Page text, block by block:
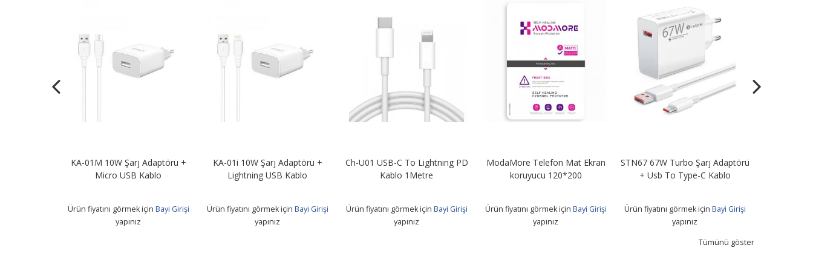
KA-01M 10W Şarj Adaptörü +
Micro USB Kablo
Ürün fiyatını görmek için Bayi Girişi
yapınız
KA-01i 10W Şarj Adaptörü +
Lightning USB Kablo
Ürün fiyatını görmek için Bayi Girişi
yapınız
Ch-U01 USB-C To Lightning PD
Kablo 1Metre
Ürün fiyatını görmek için Bayi Girişi
yapınız
ModaMore Telefon Mat Ekran
koruyucu 120*200
Ürün fiyatını görmek için Bayi Girişi
yapınız
STN67 67W Turbo Şarj Adaptörü
+ Usb To Type-C Kablo
Ürün fiyatını görmek için Bayi Girişi
yapınız
Tümünü göster